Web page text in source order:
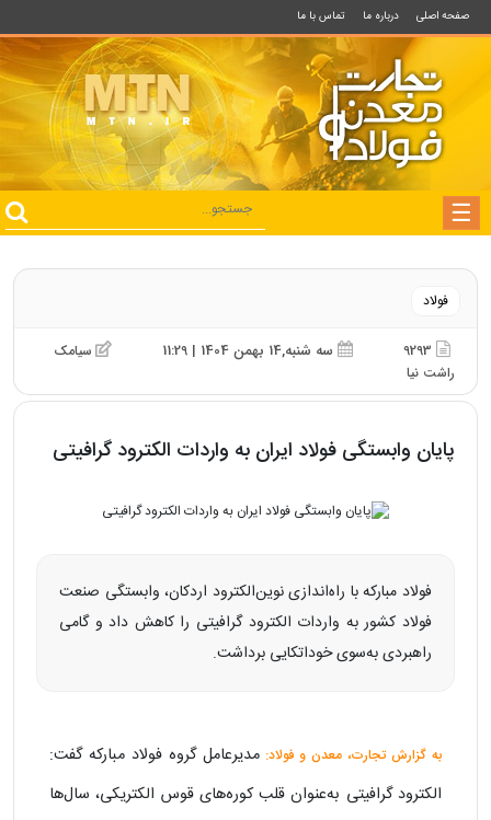
صفحه اصلی درباره ما تماس با ما
فولاد
9293 سه شنبه,14 بهمن 1404 | 11:29
سیامک
راشت نیا
پایان وابستگی فولاد ایران به واردات الکترود گرافیتی
فولاد مبارکه با راه‌اندازی نوین‌الکترود اردکان، وابستگی صنعت
فولاد کشور به واردات الکترود گرافیتی را کاهش داد و گامی
راهبردی به‌سوی خوداتکایی برداشت.
به گزارش تجارت، معدن و فولاد: مدیرعامل گروه فولاد مبارکه گفت:
الکترود گرافیتی به‌عنوان قلب کوره‌های قوس الکتریکی، سال‌ها